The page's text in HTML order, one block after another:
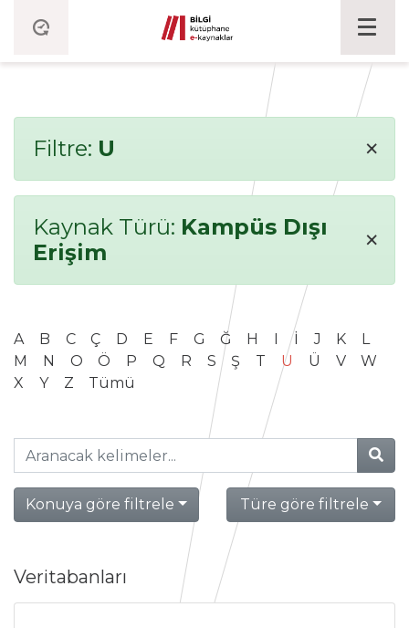
Filtre: U ×
Kaynak Türü: Kampüs Dışı
Erişim
×
A B C Ç D E F G Ğ H I İ J K
L
M
N O Ö P Q R S Ş T U Ü V
W
X
Y Z Tümü
Konuya göre filtrele Türe göre filtrele
Veritabanları